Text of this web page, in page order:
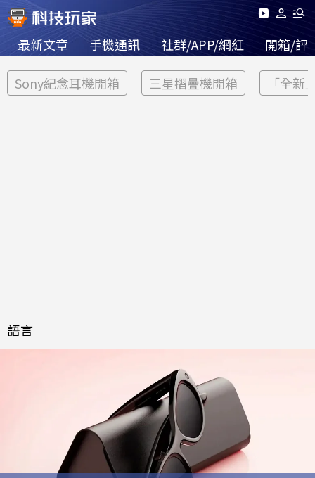
最新文章 手機通訊 社群/APP/網紅 開箱/評
Sony紀念耳機開箱 三星摺疊機開箱 「全新
語言